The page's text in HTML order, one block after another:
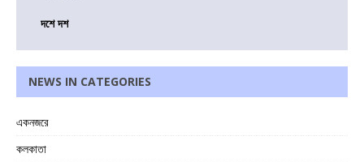
দশে দশ
NEWS IN CATEGORIES
একনজরে
কলকাতা